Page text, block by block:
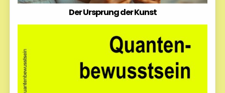
Der Ursprung der Kunst